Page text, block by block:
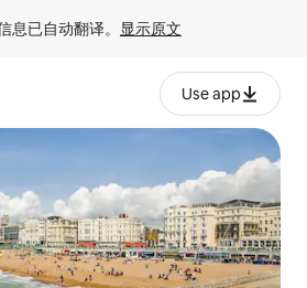
息已自动翻译。 显示原文
Use app